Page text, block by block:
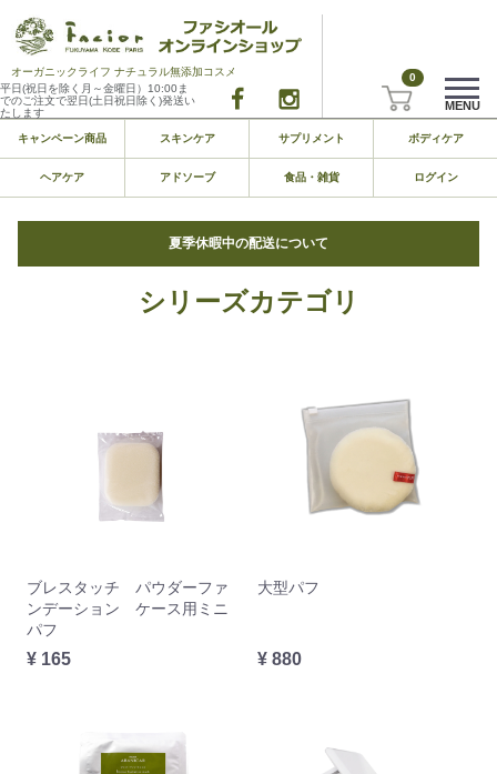
オーガニックライフ ナチュラル無添加コスメ
平日(祝日を除く月～金曜日）10:00ま
でのご注文で翌日(土日祝日除く)発送い
たします
0
MENU
キャンペーン商品 スキンケア サプリメント ボディケア
ヘアケア アドソーブ 食品・雑貨 ログイン
夏季休暇中の配送について
シリーズカテゴリ
ブレスタッチ パウダーファ
ンデーション ケース用ミニ
パフ
¥ 165
大型パフ
¥ 880